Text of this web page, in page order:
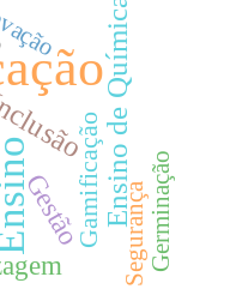
Ensino de Química
GestãoGamificaçãoSegurançaGerminação